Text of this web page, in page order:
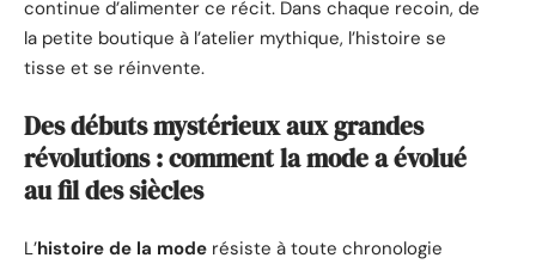
continue d’alimenter ce récit. Dans chaque recoin, de
la petite boutique à l’atelier mythique, l’histoire se
tisse et se réinvente.
Des débuts mystérieux aux grandes
révolutions : comment la mode a évolué
au fil des siècles
L’histoire de la mode résiste à toute chronologie